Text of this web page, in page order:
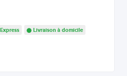
Livraison à domicile